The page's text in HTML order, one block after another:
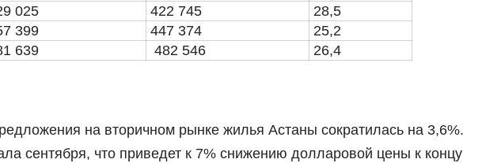
025 422 745
28,5
399 447 374
25,2
639 482 546 26,4
на вторичном рынке жилья Астаны сократилась на 3,6%.
сентября, что приведет к 7% снижению долларовой цены к концу